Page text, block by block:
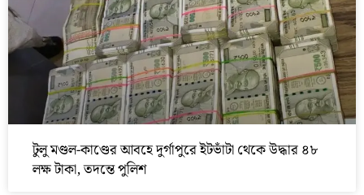
টুলু মণ্ডল-কাণ্ডের আবহে দুর্গাপুরে ইটভাঁটা থেকে উদ্ধার ৪৮
লক্ষ টাকা, তদন্তে পুলিশ